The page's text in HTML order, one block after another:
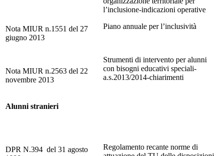
Nota MIUR n.1551 del 27
giugno 2013
Nota MIUR n.2563 del 22
novembre 2013
l’inclusione-indicazioni operative
Piano annuale per l’inclusività
Strumenti di intervento per alunni
con bisogni educativi speciali-
a.s.2013/2014-chiarimenti
Alunni stranieri
DPR N.394 del 31 agosto
Regolamento recante norme di